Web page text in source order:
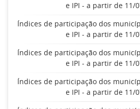
e IPI - a partir de 11/
Índices de participação dos
e IPI - a partir de 11/
Índices de participação dos
e IPI - a partir de 11/
Índices de participação dos
e IPI - a partir de 11/